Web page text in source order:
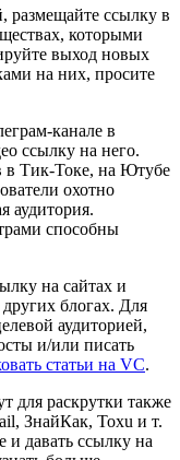
ссылку в
которыми
выход новых
на них, просите
канале в
ссылку на него.
в Тик-Токе, на Ютубе
охотно
аудитория.
способны
на сайтах и
блогах. Для
аудиторией,
и/или писать
статьи на VC.
для раскрутки также
ЗнайКак, Toxu и т.
и давать ссылку на